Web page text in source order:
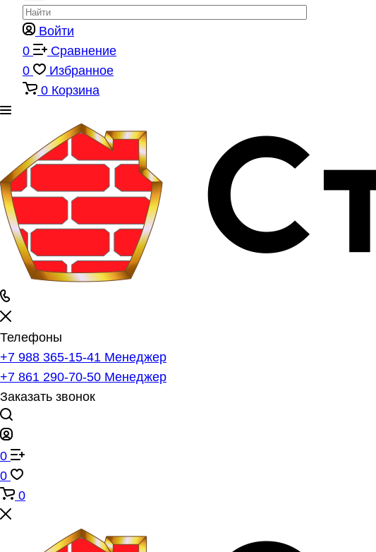
Войти
0
Сравнение
0
Избранное
0 Корзина
Телефоны
+7 988 365-15-41 Менеджер
+7 861 290-70-50 Менеджер
Заказать звонок
0
0
0